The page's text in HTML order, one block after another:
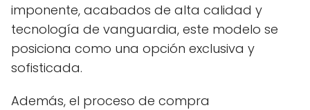
imponente, acabados de alta calidad y
tecnología de vanguardia, este modelo se
posiciona como una opción exclusiva y
sofisticada.
Además, el proceso de compra